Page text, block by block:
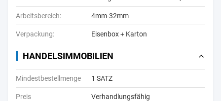
Arbeitsbereich: 4mm-32mm
Verpackung: Eisenbox + Karton
HANDELSIMMOBILIEN
Mindestbestellmenge 1 SATZ
Preis Verhandlungsfähig